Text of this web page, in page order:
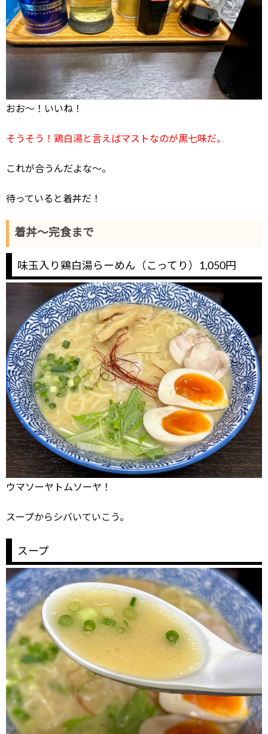
おお～！いいね！
そうそう！鶏白湯と言えばマストなのが黒七味だ。
これが合うんだよな～。
待っていると着丼だ！
着丼～完食まで
味玉入り鶏白湯らーめん（こってり）1,050円
ウマソーヤトムソーヤ！
スープからシバいていこう。
スープ